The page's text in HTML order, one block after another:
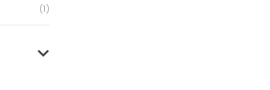
(1)